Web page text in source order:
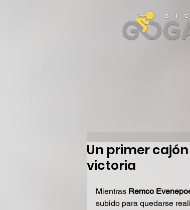
Un primer
victoria
Mientras Remco
subido para quedarse